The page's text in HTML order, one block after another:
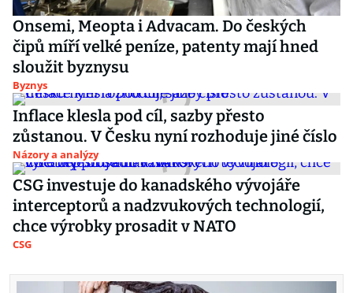
Onsemi, Meopta i Advacam. Do českých
čipů míří velké peníze, patenty mají hned
sloužit byznysu
Byznys
Inflace klesla pod cíl, sazby přesto
zůstanou. V Česku nyní rozhoduje jiné číslo
Názory a analýzy
CSG investuje do kanadského vývojáře
interceptorů a nadzvukových technologií,
chce výrobky prosadit v NATO
CSG